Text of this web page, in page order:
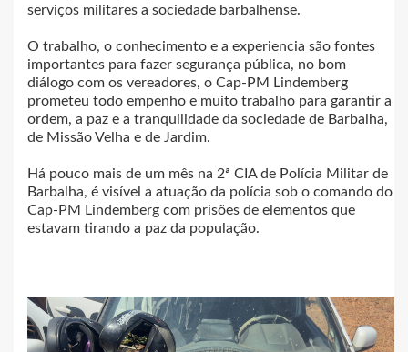
serviços militares a sociedade barbalhense.
O trabalho, o conhecimento e a experiencia são fontes
importantes para fazer segurança pública, no bom
diálogo com os vereadores, o Cap-PM Lindemberg
prometeu todo empenho e muito trabalho para garantir a
ordem, a paz e a tranquilidade da sociedade de Barbalha,
de Missão Velha e de Jardim.
Há pouco mais de um mês na 2ª CIA de Polícia Militar de
Barbalha, é visível a atuação da polícia sob o comando do
Cap-PM Lindemberg com prisões de elementos que
estavam tirando a paz da população.